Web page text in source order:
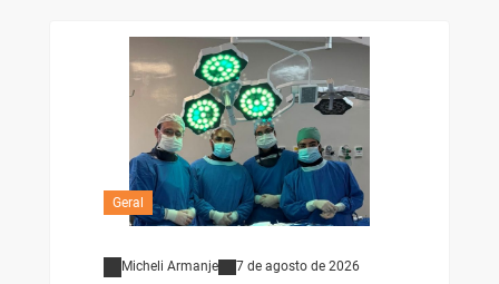
Geral
Micheli Armanje 7 de agosto de 2026